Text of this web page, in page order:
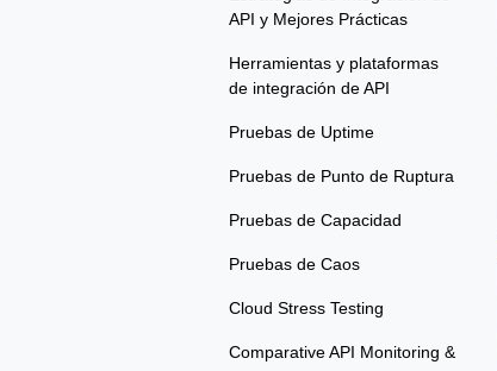
API y Mejores Prácticas
Herramientas y plataformas
de integración de API
Pruebas de Uptime
Pruebas de Punto de Ruptura
Pruebas de Capacidad
Pruebas de Caos
Cloud Stress Testing
Comparative API Monitoring &